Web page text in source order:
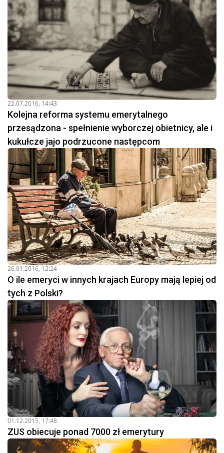
22.07.2016, 14:43
Kolejna reforma systemu emerytalnego
przesądzona - spełnienie wyborczej obietnicy, ale i
kukułcze jajo podrzucone następcom
26.01.2016, 12:24
O ile emeryci w innych krajach Europy mają lepiej od
tych z Polski?
01.12.2015, 17:48
ZUS obiecuje ponad 7000 zł emerytury